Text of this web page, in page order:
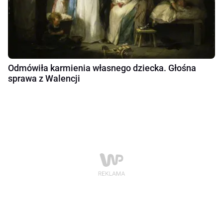
Odmówiła karmienia własnego dziecka. Głośna
sprawa z Walencji